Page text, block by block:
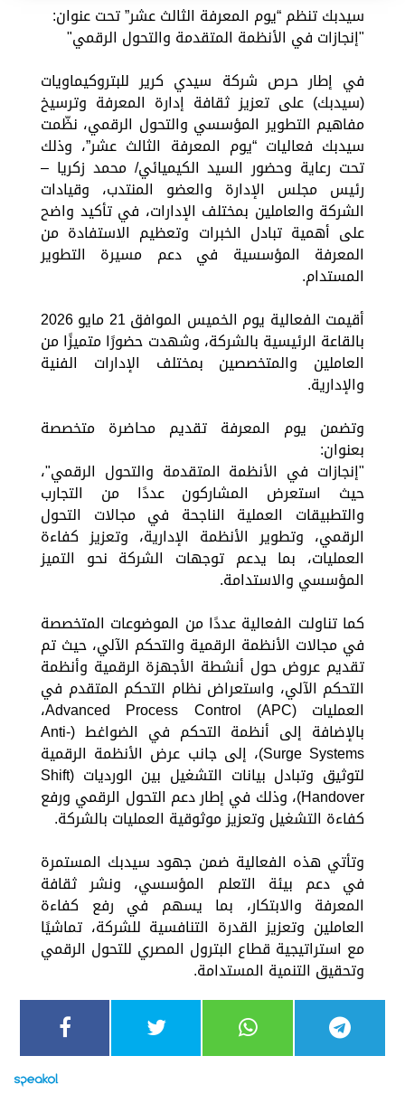
سيدبك تنظم “يوم المعرفة الثالث عشر” تحت عنوان:
"إنجازات في الأنظمة المتقدمة والتحول الرقمي"
في إطار حرص شركة سيدي كرير للبتروكيماويات
(سيدبك) على تعزيز ثقافة إدارة المعرفة وترسيخ
مفاهيم التطوير المؤسسي والتحول الرقمي، نظّمت
سيدبك فعاليات “يوم المعرفة الثالث عشر”، وذلك
تحت رعاية وحضور السيد الكيميائي/ محمد زكريا –
رئيس مجلس الإدارة والعضو المنتدب، وقيادات
الشركة والعاملين بمختلف الإدارات، في تأكيد واضح
على أهمية تبادل الخبرات وتعظيم الاستفادة من
المعرفة المؤسسية في دعم مسيرة التطوير
المستدام.
أقيمت الفعالية يوم الخميس الموافق 21 مايو 2026
بالقاعة الرئيسية بالشركة، وشهدت حضورًا متميزًا من
العاملين والمتخصصين بمختلف الإدارات الفنية
والإدارية.
وتضمن يوم المعرفة تقديم محاضرة متخصصة
بعنوان:
"إنجازات في الأنظمة المتقدمة والتحول الرقمي"،
حيث استعرض المشاركون عددًا من التجارب
والتطبيقات العملية الناجحة في مجالات التحول
الرقمي، وتطوير الأنظمة الإدارية، وتعزيز كفاءة
العمليات، بما يدعم توجهات الشركة نحو التميز
المؤسسي والاستدامة.
كما تناولت الفعالية عددًا من الموضوعات المتخصصة
في مجالات الأنظمة الرقمية والتحكم الآلي، حيث تم
تقديم عروض حول أنشطة الأجهزة الرقمية وأنظمة
التحكم الآلي، واستعراض نظام التحكم المتقدم في
العمليات (APC) Advanced Process Control،
بالإضافة إلى أنظمة التحكم في الضواغط (Anti-
Surge Systems)، إلى جانب عرض الأنظمة الرقمية
لتوثيق وتبادل بيانات التشغيل بين الورديات (Shift
Handover)، وذلك في إطار دعم التحول الرقمي ورفع
كفاءة التشغيل وتعزيز موثوقية العمليات بالشركة.
وتأتي هذه الفعالية ضمن جهود سيدبك المستمرة
في دعم بيئة التعلم المؤسسي، ونشر ثقافة
المعرفة والابتكار، بما يسهم في رفع كفاءة
العاملين وتعزيز القدرة التنافسية للشركة، تماشيًا
مع استراتيجية قطاع البترول المصري للتحول الرقمي
وتحقيق التنمية المستدامة.